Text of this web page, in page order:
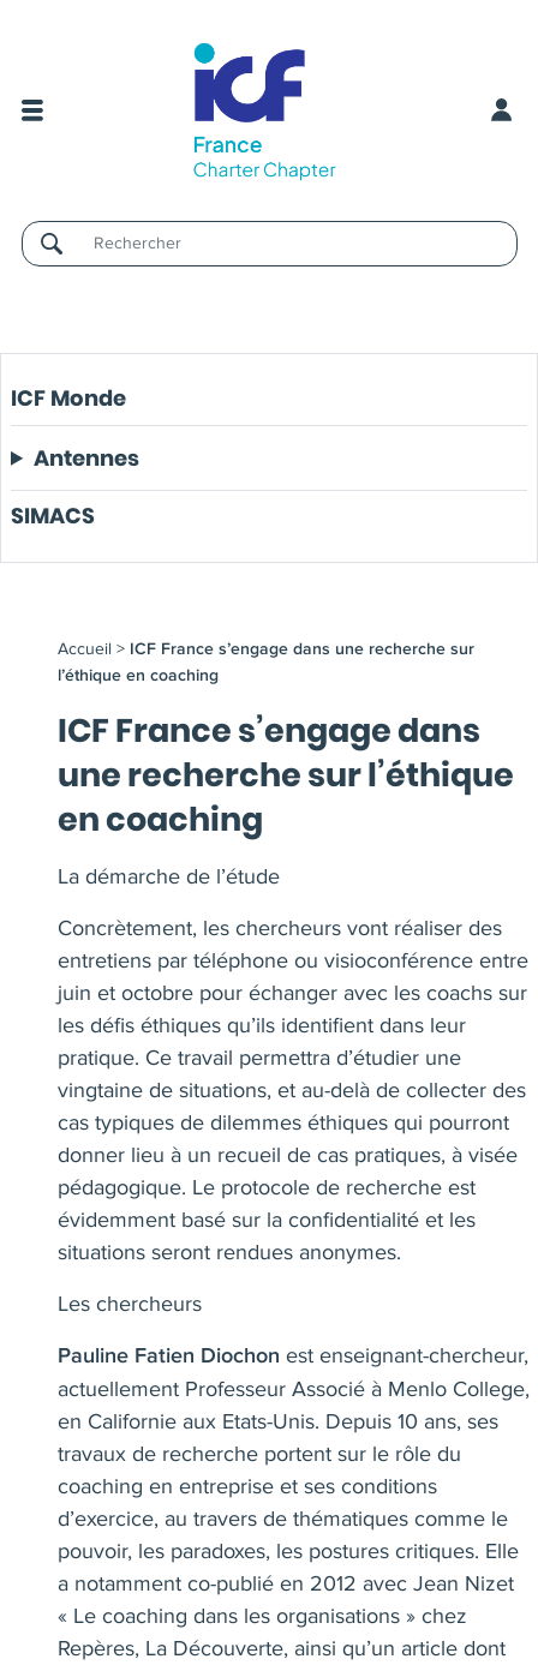
Username
ICF Monde
Antennes
SIMACS
Accueil > ICF France s’engage dans une recherche sur
l’éthique en coaching
ICF France s’engage dans
une recherche sur l’éthique
en coaching
La démarche de l’étude
Concrètement, les chercheurs vont réaliser des
entretiens par téléphone ou visioconférence entre
juin et octobre pour échanger avec les coachs sur
les défis éthiques qu’ils identifient dans leur
pratique. Ce travail permettra d’étudier une
vingtaine de situations, et au-delà de collecter des
cas typiques de dilemmes éthiques qui pourront
donner lieu à un recueil de cas pratiques, à visée
pédagogique. Le protocole de recherche est
évidemment basé sur la confidentialité et les
situations seront rendues anonymes.
Les chercheurs
Pauline Fatien Diochon est enseignant-chercheur,
actuellement Professeur Associé à Menlo College,
en Californie aux Etats-Unis. Depuis 10 ans, ses
travaux de recherche portent sur le rôle du
coaching en entreprise et ses conditions
d’exercice, au travers de thématiques comme le
pouvoir, les paradoxes, les postures critiques. Elle
a notamment co-publié en 2012 avec Jean Nizet
« Le coaching dans les organisations » chez
Repères, La Découverte, ainsi qu’un article dont